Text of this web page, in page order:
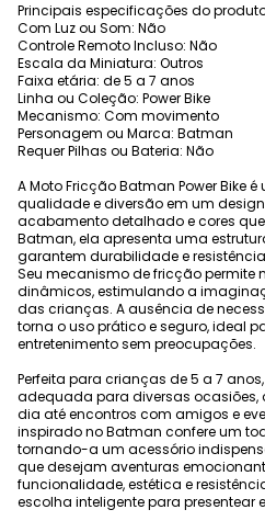
Principais especificações do
Com Luz ou Som: Não
Controle Remoto Incluso: Não
Escala da Miniatura: Outros
Faixa etária: de 5 a 7 anos
Linha ou Coleção: Power Bike
Mecanismo: Com movimento
Personagem ou Marca: Batman
Requer Pilhas ou Bateria: Não
A Moto Fricção Batman Power Bike
qualidade e diversão em um
acabamento detalhado e cores
Batman, ela apresenta uma
garantem durabilidade e
Seu mecanismo de fricção permite
dinâmicos, estimulando a
das crianças. A ausência de
torna o uso prático e seguro, ideal
entretenimento sem preocupações.
Perfeita para crianças de 5 a 7
adequada para diversas ocasiões,
dia até encontros com amigos e
inspirado no Batman confere um
tornando-a um acessório
que desejam aventuras
funcionalidade, estética e
escolha inteligente para presentear